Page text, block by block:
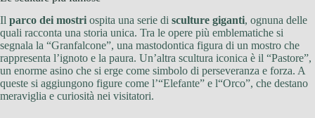
Il parco dei mostri ospita una serie di sculture giganti, ognuna delle
quali racconta una storia unica. Tra le opere più emblematiche si
segnala la “Granfalcone”, una mastodontica figura di un mostro che
rappresenta l’ignoto e la paura. Un’altra scultura iconica è il “Pastore”,
un enorme asino che si erge come simbolo di perseveranza e forza. A
queste si aggiungono figure come l’“Elefante” e l“Orco”, che destano
meraviglia e curiosità nei visitatori.